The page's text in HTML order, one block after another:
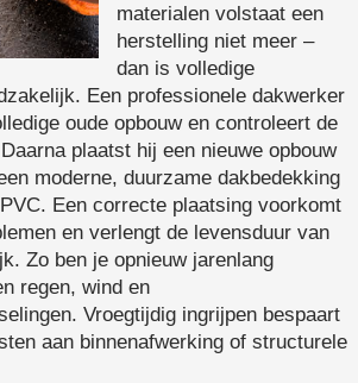
materialen volstaat een
herstelling niet meer –
dan is volledige
Een professionele dakwerker
oude opbouw en controleert de
plaatst hij een nieuwe opbouw
moderne, duurzame dakbedekking
Een correcte plaatsing voorkomt
en verlengt de levensduur van
Zo ben je opnieuw jarenlang
regen, wind en
Vroegtijdig ingrijpen bespaart
aan binnenafwerking of structurele